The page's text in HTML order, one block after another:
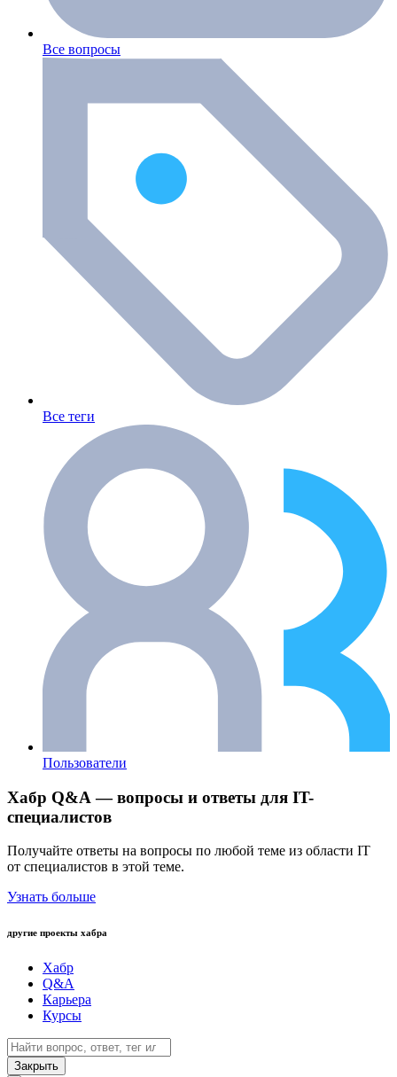
Все вопросы
Все теги
Пользователи
Хабр Q&A — вопросы и ответы для IT-
специалистов
Получайте ответы на вопросы по любой теме из области IT
от специалистов в этой теме.
Узнать больше
другие проекты хабра
Хабр
Q&A
Карьера
Курсы
Закрыть